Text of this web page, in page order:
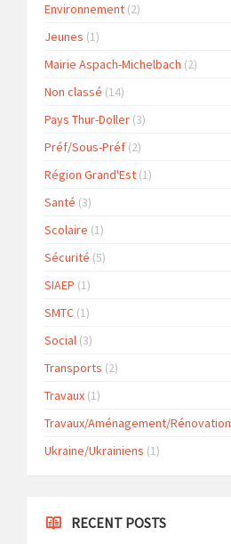
Environnement (2)
Jeunes (1)
Mairie Aspach-Michelbach (2)
Non classé (14)
Pays Thur-Doller (3)
Préf/Sous-Préf (2)
Région Grand'Est (1)
Santé (3)
Scolaire (1)
Sécurité (5)
SIAEP (1)
SMTC (1)
Social (3)
Transports (2)
Travaux (1)
Travaux/Aménagement/Rénovation
Ukraine/Ukrainiens (1)
RECENT POSTS